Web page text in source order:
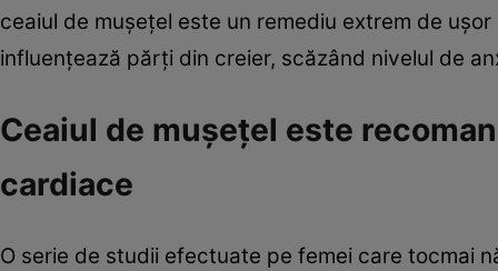
ceaiul de mușețel este un remediu extrem de
influențează părți din creier, scăzând nivelul de
Ceaiul de mușețel este
cardiace
O serie de studii efectuate pe femei care tocmai